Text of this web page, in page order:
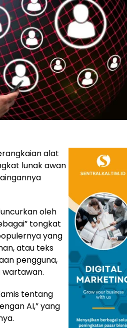
alat
lunak awan
oleh
tongkat
yang
atau teks
pengguna,
wartawan.
tentang
AI,” yang